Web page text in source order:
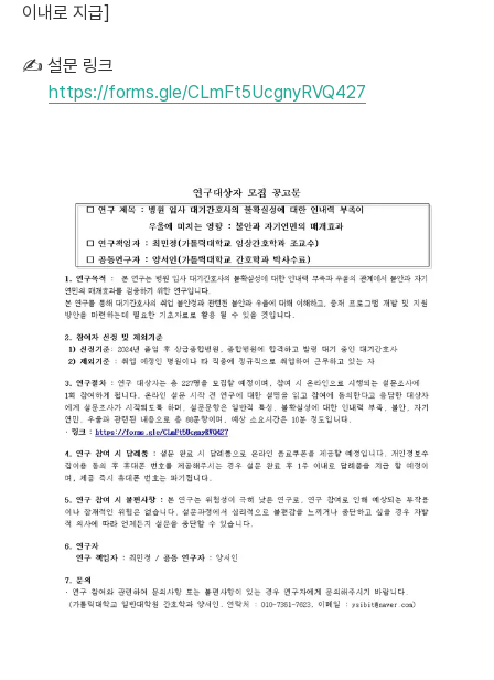
이내로 지급]
✍ 설문 링크
https://forms.gle/CLmFt5UcgnyRVQ427